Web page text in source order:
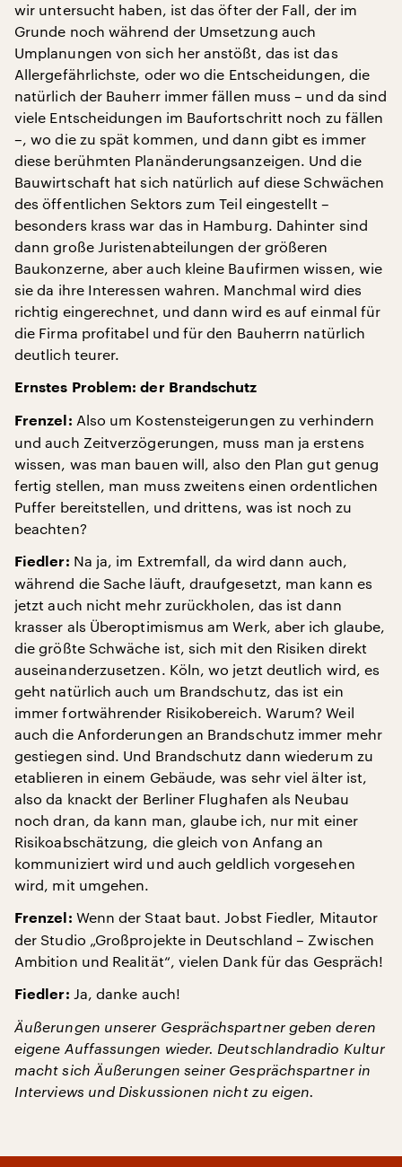
wir untersucht haben, ist das öfter der Fall, der im
Grunde noch während der Umsetzung auch
Umplanungen von sich her anstößt, das ist das
Allergefährlichste, oder wo die Entscheidungen, die
natürlich der Bauherr immer fällen muss – und da sind
viele Entscheidungen im Baufortschritt noch zu fällen
–, wo die zu spät kommen, und dann gibt es immer
diese berühmten Planänderungsanzeigen. Und die
Bauwirtschaft hat sich natürlich auf diese Schwächen
des öffentlichen Sektors zum Teil eingestellt –
besonders krass war das in Hamburg. Dahinter sind
dann große Juristenabteilungen der größeren
Baukonzerne, aber auch kleine Baufirmen wissen, wie
sie da ihre Interessen wahren. Manchmal wird dies
richtig eingerechnet, und dann wird es auf einmal für
die Firma profitabel und für den Bauherrn natürlich
deutlich teurer.
Ernstes Problem: der Brandschutz
Frenzel: Also um Kostensteigerungen zu verhindern
und auch Zeitverzögerungen, muss man ja erstens
wissen, was man bauen will, also den Plan gut genug
fertig stellen, man muss zweitens einen ordentlichen
Puffer bereitstellen, und drittens, was ist noch zu
beachten?
Fiedler: Na ja, im Extremfall, da wird dann auch,
während die Sache läuft, draufgesetzt, man kann es
jetzt auch nicht mehr zurückholen, das ist dann
krasser als Überoptimismus am Werk, aber ich glaube,
die größte Schwäche ist, sich mit den Risiken direkt
auseinanderzusetzen. Köln, wo jetzt deutlich wird, es
geht natürlich auch um Brandschutz, das ist ein
immer fortwährender Risikobereich. Warum? Weil
auch die Anforderungen an Brandschutz immer mehr
gestiegen sind. Und Brandschutz dann wiederum zu
etablieren in einem Gebäude, was sehr viel älter ist,
also da knackt der Berliner Flughafen als Neubau
noch dran, da kann man, glaube ich, nur mit einer
Risikoabschätzung, die gleich von Anfang an
kommuniziert wird und auch geldlich vorgesehen
wird, mit umgehen.
Frenzel: Wenn der Staat baut. Jobst Fiedler, Mitautor
der Studio „Großprojekte in Deutschland – Zwischen
Ambition und Realität“, vielen Dank für das Gespräch!
Fiedler: Ja, danke auch!
Äußerungen unserer Gesprächspartner geben deren
eigene Auffassungen wieder. Deutschlandradio Kultur
macht sich Äußerungen seiner Gesprächspartner in
Interviews und Diskussionen nicht zu eigen.